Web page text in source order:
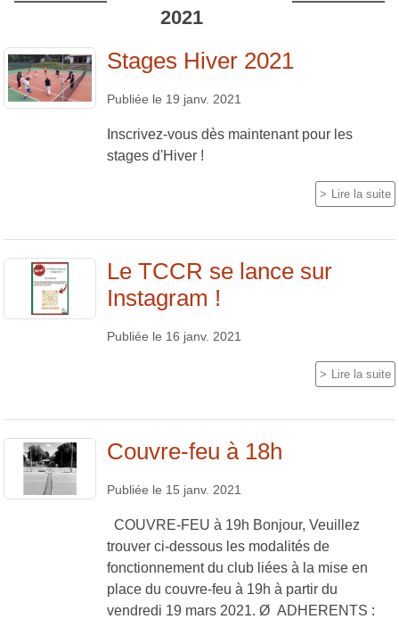
2021
Stages Hiver 2021
Publiée le 19 janv. 2021
Inscrivez-vous dès maintenant pour les
stages d'Hiver !
Lire la suite
Le TCCR se lance sur
Instagram !
Publiée le 16 janv. 2021
Lire la suite
Couvre-feu à 18h
Publiée le 15 janv. 2021
COUVRE-FEU à 19h Bonjour, Veuillez
trouver ci-dessous les modalités de
fonctionnement du club liées à la mise en
place du couvre-feu à 19h à partir du
vendredi 19 mars 2021. Ø ADHERENTS :